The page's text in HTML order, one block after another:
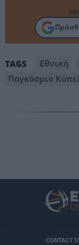
TAGS Εθνική
Παγκόσμιο
CONTACT